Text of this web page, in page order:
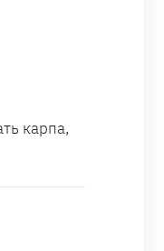
карпа,